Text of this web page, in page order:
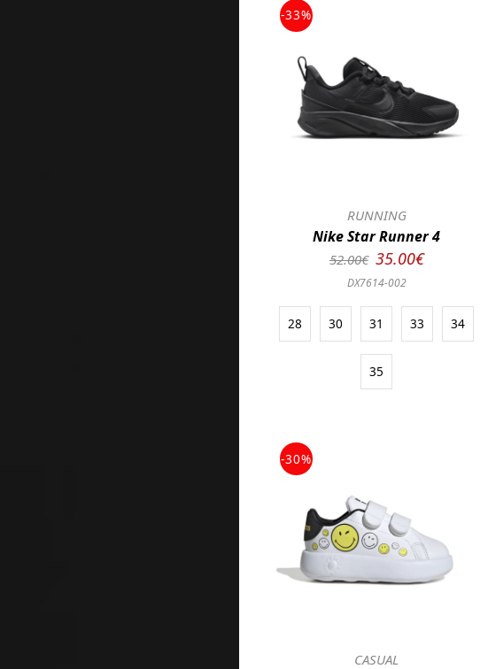
-33%
RUNNING
Nike Star Runner 4
52.00€ 35.00€
DX7614-002
28 30 31 33 34
35
-30%
CASUAL